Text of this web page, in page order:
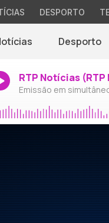
DESPORTO
Desporto
RTP Notícias
Emissão em